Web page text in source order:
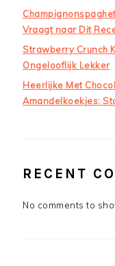
Vraagt naar Dit
Strawberry Crunch
Ongelooflijk Lekker
Heerlijke Met
Amandelkoekjes:
RECENT
No comments to